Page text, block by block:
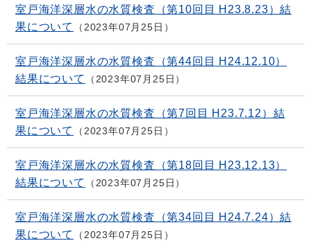
室戸海洋深層水の水質検査（第10回目 H23.8.23）結
果について
2023年07月25日
室戸海洋深層水の水質検査（第44回目 H24.12.10）
結果について
2023年07月25日
室戸海洋深層水の水質検査（第7回目 H23.7.12）結
果について
2023年07月25日
室戸海洋深層水の水質検査（第18回目 H23.12.13）
結果について
2023年07月25日
室戸海洋深層水の水質検査（第34回目 H24.7.24）結
果について
2023年07月25日